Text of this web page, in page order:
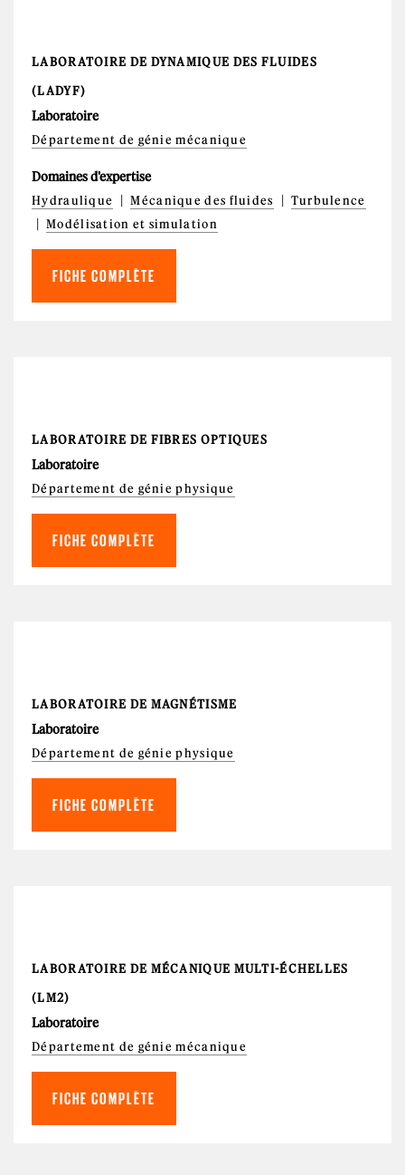
LABORATOIRE DE DYNAMIQUE DES FLUIDES
(LADYF)
Laboratoire
Département de génie mécanique
Domaines d'expertise
Hydraulique Mécanique des fluides
Turbulence
Modélisation et simulation
FICHE COMPLÈTE
LABORATOIRE DE FIBRES OPTIQUES
Laboratoire
Département de génie physique
FICHE COMPLÈTE
LABORATOIRE DE MAGNÉTISME
Laboratoire
Département de génie physique
FICHE COMPLÈTE
LABORATOIRE DE MÉCANIQUE MULTI-ÉCHELLES
(LM2)
Laboratoire
Département de génie mécanique
FICHE COMPLÈTE